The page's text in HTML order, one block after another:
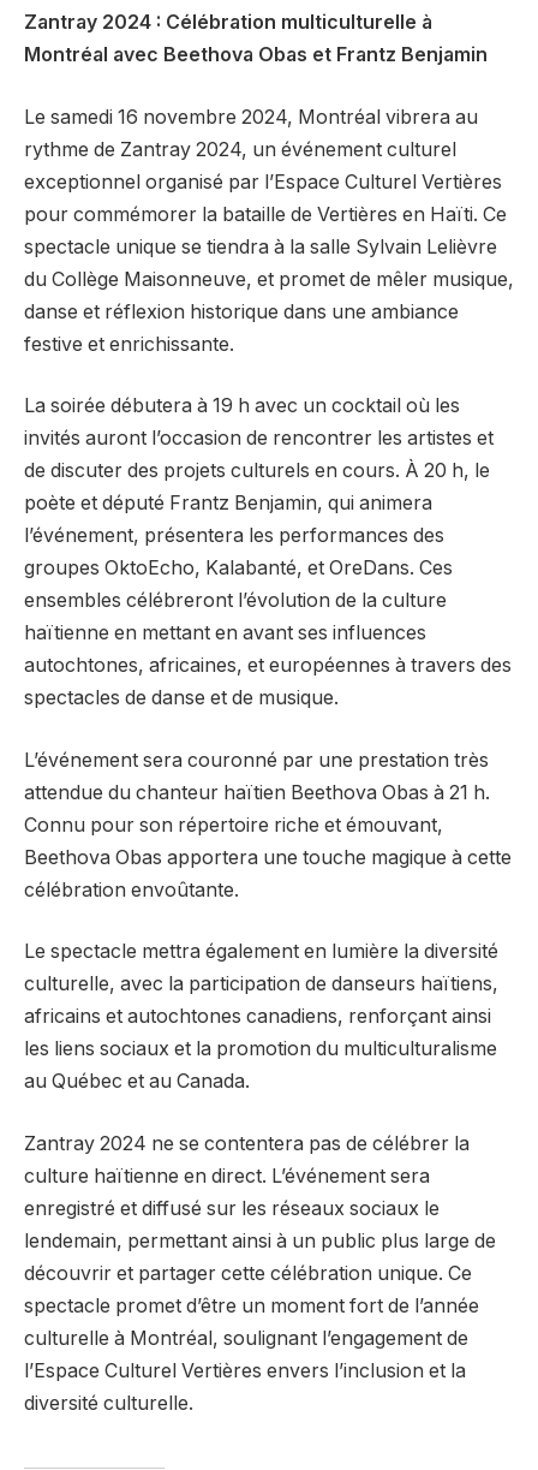
Zantray 2024 : Célébration multiculturelle à
Montréal avec Beethova Obas et Frantz Benjamin
Le samedi 16 novembre 2024, Montréal vibrera au
rythme de Zantray 2024, un événement culturel
exceptionnel organisé par l’Espace Culturel Vertières
pour commémorer la bataille de Vertières en Haïti. Ce
spectacle unique se tiendra à la salle Sylvain Lelièvre
du Collège Maisonneuve, et promet de mêler musique,
danse et réflexion historique dans une ambiance
festive et enrichissante.
La soirée débutera à 19 h avec un cocktail où les
invités auront l’occasion de rencontrer les artistes et
de discuter des projets culturels en cours. À 20 h, le
poète et député Frantz Benjamin, qui animera
l’événement, présentera les performances des
groupes OktoEcho, Kalabanté, et OreDans. Ces
ensembles célébreront l’évolution de la culture
haïtienne en mettant en avant ses influences
autochtones, africaines, et européennes à travers des
spectacles de danse et de musique.
L’événement sera couronné par une prestation très
attendue du chanteur haïtien Beethova Obas à 21 h.
Connu pour son répertoire riche et émouvant,
Beethova Obas apportera une touche magique à cette
célébration envoûtante.
Le spectacle mettra également en lumière la diversité
culturelle, avec la participation de danseurs haïtiens,
africains et autochtones canadiens, renforçant ainsi
les liens sociaux et la promotion du multiculturalisme
au Québec et au Canada.
Zantray 2024 ne se contentera pas de célébrer la
culture haïtienne en direct. L’événement sera
enregistré et diffusé sur les réseaux sociaux le
lendemain, permettant ainsi à un public plus large de
découvrir et partager cette célébration unique. Ce
spectacle promet d’être un moment fort de l’année
culturelle à Montréal, soulignant l’engagement de
l’Espace Culturel Vertières envers l’inclusion et la
diversité culturelle.